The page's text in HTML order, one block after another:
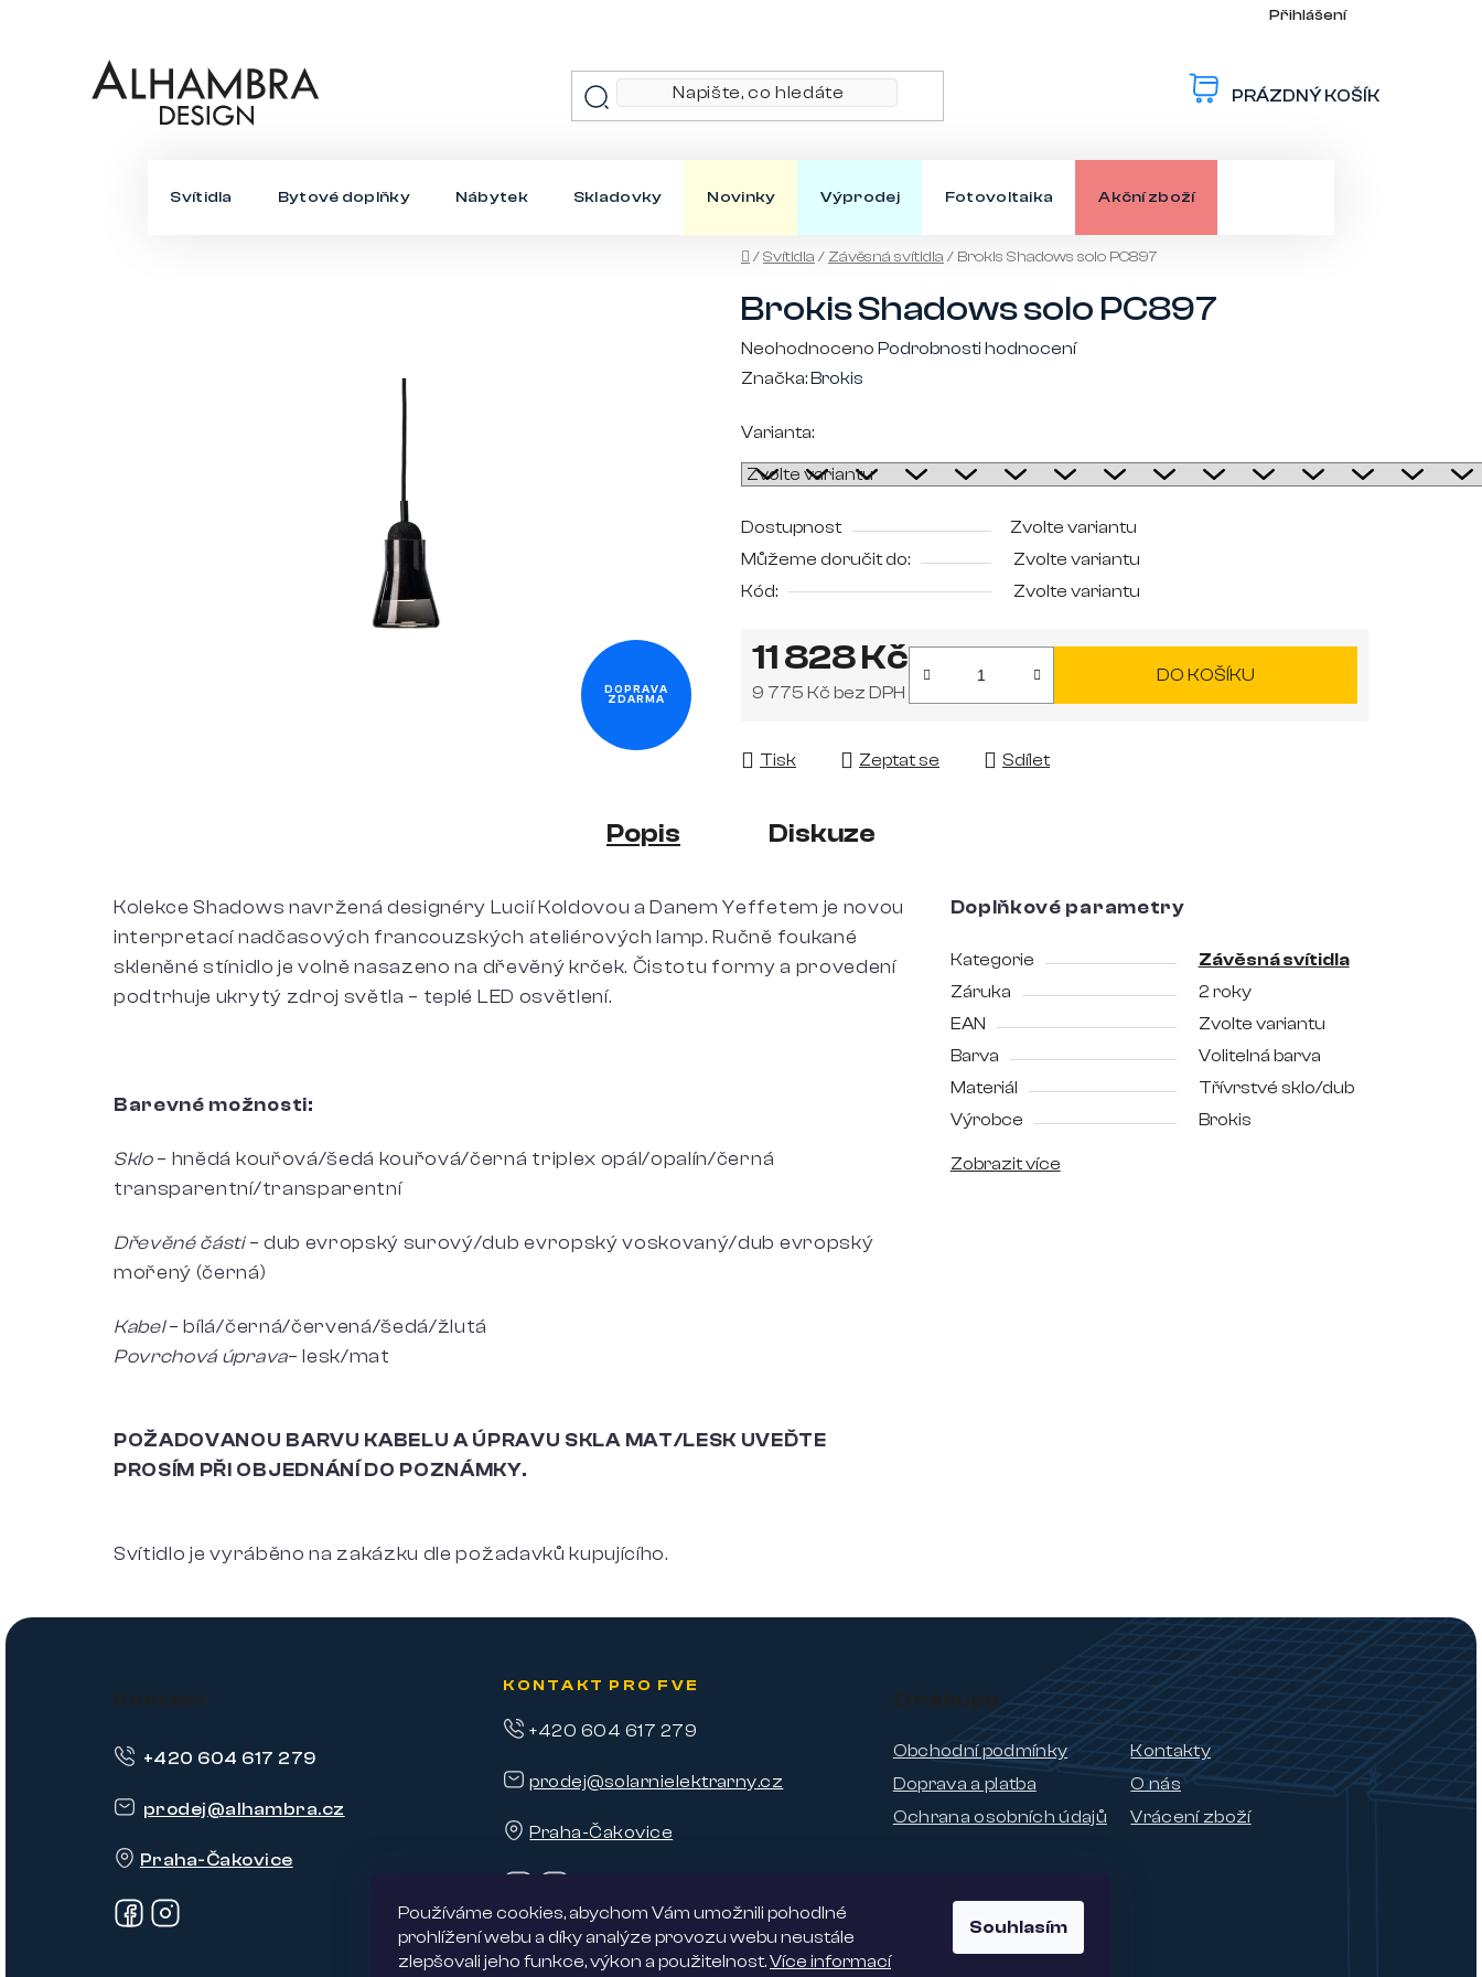
Používáme cookies, abychom Vám umožnili pohodlné
prohlížení webu a díky analýze provozu webu neustále
zlepšovali jeho funkce, výkon a použitelnost.Více informací
Souhlasím
Přihlášení
PRÁZDNÝ KOŠÍK
Svítidla Bytové doplňky Nábytek Skladovky Novinky Výprodej Fotovoltaika Akční zboží
Domů
/Svítidla / Závěsná svítidla / Brokis Shadows solo PC897
Brokis Shadows solo PC897
Průměrné
hodnocení
je
0,0
5
hvězdiček.
Neohodnoceno Podrobnosti hodnocení
Značka:Brokis
Varianta:
Dostupnost
Zvolte variantu
Můžeme doručit do:
Zvolte variantu
Kód:
Zvolte variantu
11 828 Kč
9 775 Kč bez DPH
DO KOŠÍKU
Tisk Zeptat se Sdílet
DOPRAVA
ZDARMA
Popis Diskuze
Kolekce Shadows navržená designéry Lucií Koldovou a Danem Yeffetem je novou
interpretací nadčasových francouzských ateliérových lamp. Ručně foukané
skleněné stínidlo je volně nasazeno na dřevěný krček. Čistotu formy a provedení
podtrhuje ukrytý zdroj světla – teplé LED osvětlení.
Barevné možnosti:
Sklo– hnědá kouřová/šedá kouřová/černá triplex opál/opalín/černá
transparentní/transparentní
Dřevěné části– dub evropský surový/dub evropský voskovaný/dub evropský
mořený (černá)
Kabel– bílá/černá/červená/šedá/žlutá
Povrchová úprava– lesk/mat
POŽADOVANOU BARVU KABELU A ÚPRAVU SKLA MAT/LESK UVEĎTE
PROSÍM PŘI OBJEDNÁNÍ DO POZNÁMKY.
Svítidlo je vyráběno na zakázku dle požadavků kupujícího.
Doplňkové parametry
Kategorie
Závěsná svítidla
Záruka
2 roky
EAN
Zvolte variantu
Barva
Volitelná barva
Materiál
Třívrstvé sklo/dub
Výrobce
Brokis
Zobrazit více
Kontakt
prodej@alhambra.cz
Praha-Čakovice
+420 604 617 279
KONTAKT PRO FVE
prodej@solarnielektrarny.cz
Praha-Čakovice
+420 604 617 279
O nákupu
Kontakty
Obchodní podmínky
O nás
Doprava a platba
Vrácení zboží
Ochrana osobních údajů